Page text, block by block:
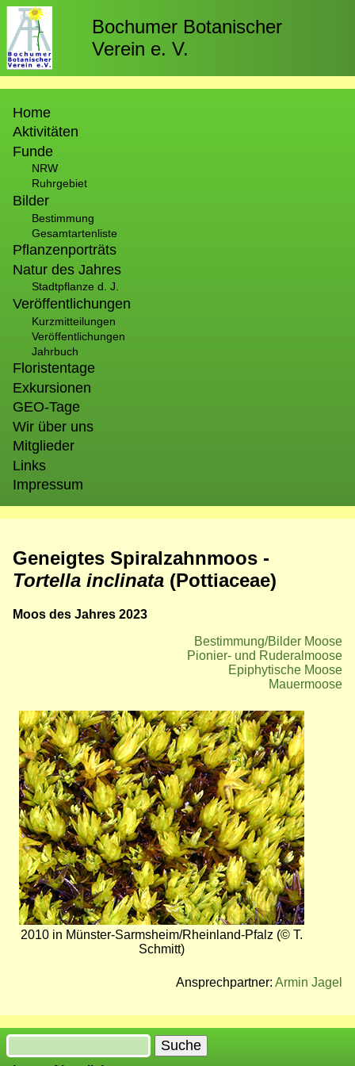
Direkt
zum
Inhalt
Bochumer Botanischer
Verein e. V.
Home
Aktivitäten
Funde
NRW
Ruhrgebiet
Bilder
Bestimmung
Gesamtartenliste
Pflanzenporträts
Natur des Jahres
Stadtpflanze d. J.
Veröffentlichungen
Kurzmitteilungen
Veröffentlichungen
Jahrbuch
Floristentage
Exkursionen
GEO-Tage
Wir über uns
Mitglieder
Links
Impressum
Geneigtes Spiralzahnmoos -
Tortella inclinata (Pottiaceae)
Moos des Jahres 2023
Bestimmung/Bilder Moose
Pionier- und Ruderalmoose
Epiphytische Moose
Mauermoose
Bild
2010 in Münster-Sarmsheim/Rheinland-Pfalz (© T.
Schmitt)
Ansprechpartner: Armin Jagel
Suche